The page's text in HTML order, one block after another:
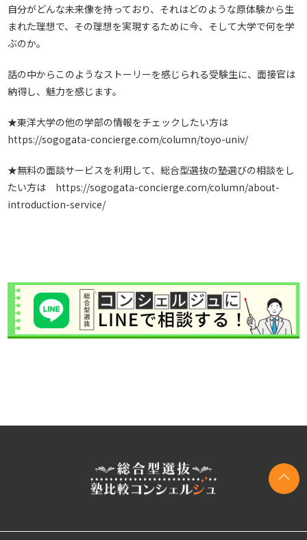
自分がどんな未来像を持っており、それはどのような原体験から生
まれた理想で、その理想を実現するために今、そして大学で何を学
ぶのか。
話の中からこのようなストーリーを感じられる受験生に、面接官は
納得し、魅力を感じます。
★東洋大学の他の学部の情報をチェックしたい方は
https://sogogata-concierge.com/column/toyo-univ/
★無料の面談サービスを利用して、総合型選抜の塾選びの相談をし
たい方は https://sogogata-concierge.com/column/about-
introduction-service/